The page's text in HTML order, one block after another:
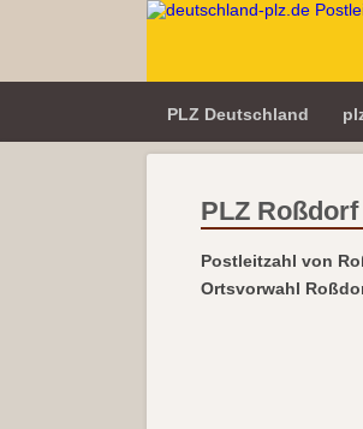
PLZ Deutschland
PLZ Roßdorf
Postleitzahl von
Ortsvorwahl